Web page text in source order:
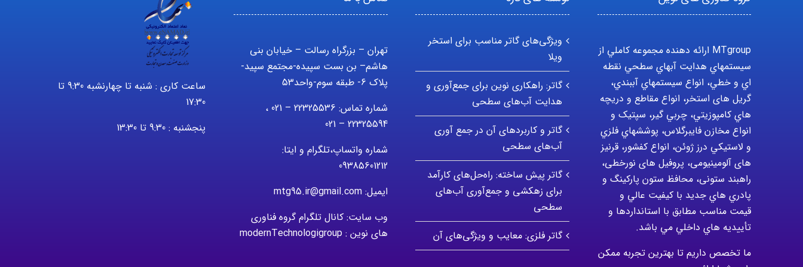
MTgroup ارائه دهنده مجموعه کاملي از
سيستمهاي هدايت آبهاي سطحي نقطه
اي و خطي، انواع سيستمهاي آببندي،
گریل های استخر، انواع مقاطع و دريچه
هاي کامپوزيتي، چربي گير، سپتيک و
انواع مخازن فايبرگلاس، پوششهاي فلزي
و لاستيکي درز ژوئن، انواع کفشور، قرنیز
های آلومینیومی، پروفیل های نورخطی،
راهبند ستونی، محافظ ستون پارکينگ و
پادري هاي جديد با کيفيت عالي و
قيمت مناسب مطابق با استانداردها و
تأييديه هاي داخلي مي باشد.
ما تخصص داریم تا بهترین تجربه ممکن
ویژگی‌های گاتر مناسب برای استخر
ویلا
گاتر: راهکاری نوین برای جمع‌آوری و
هدایت آب‌های سطحی
گاتر و کاربردهای آن در جمع آوری
آب‌های سطحی
گاتر پیش ساخته: راه‌حل‌های کارآمد
برای زهکشی و جمع‌آوری آب‌های
سطحی
گاتر فلزی: معایب و ویژگی‌های آن
تهران – بزرگراه رسالت – خیابان بنی
هاشم– بن بست سپیده-مجتمع سپید-
پلاک 6- طبقه سوم-واحد53
شماره تماس: 22325536 – 021 ،
22325594 – 021
شماره واتساپ،تلگرام و ایتا:
09385601212
ایمیل: mtg95.ir@gmail.com
وب سایت: کانال تلگرام گروه فناوری
های نوین : modernTechnologigroup
ساعت کاری : شنبه تا چهارنشبه 9:30 تا
17:30
پنجشنبه : 9:30 تا 13:30